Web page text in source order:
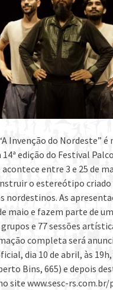
Invenção do Nordeste”
edição do Festival
acontece entre 3 e 25 de
o estereótipo criado
nordestinos. As
maio e fazem parte de
e 77 sessões
completa será
dia 10 de abril, às 19h,
Bins, 665) e depois
site www.sesc-